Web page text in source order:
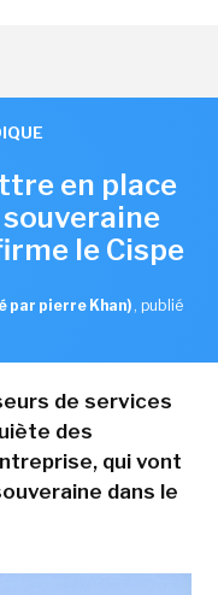
en place
le Cispe
par pierre Khan), publié
de services
des
qui vont
dans le